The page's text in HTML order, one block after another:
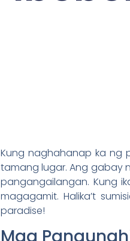
Kung naghahanap ka ng
tamang lugar. Ang gabay
pangangailangan. Kung
magagamit. Halika’t
paradise!